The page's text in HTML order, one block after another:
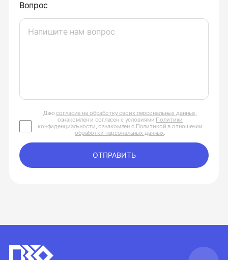
Вопрос
Даюсогласие на обработку своих персональных данных,
ознакомлен и согласен с условиями Политики
конфиденциальности, ознакомлен с Политикой в отношении
обработки персональных данных.
ОТПРАВИТЬ